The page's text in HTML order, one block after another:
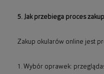
5. Jak przebiega proces
Zakup okularów online jest
1. Wybór oprawek: